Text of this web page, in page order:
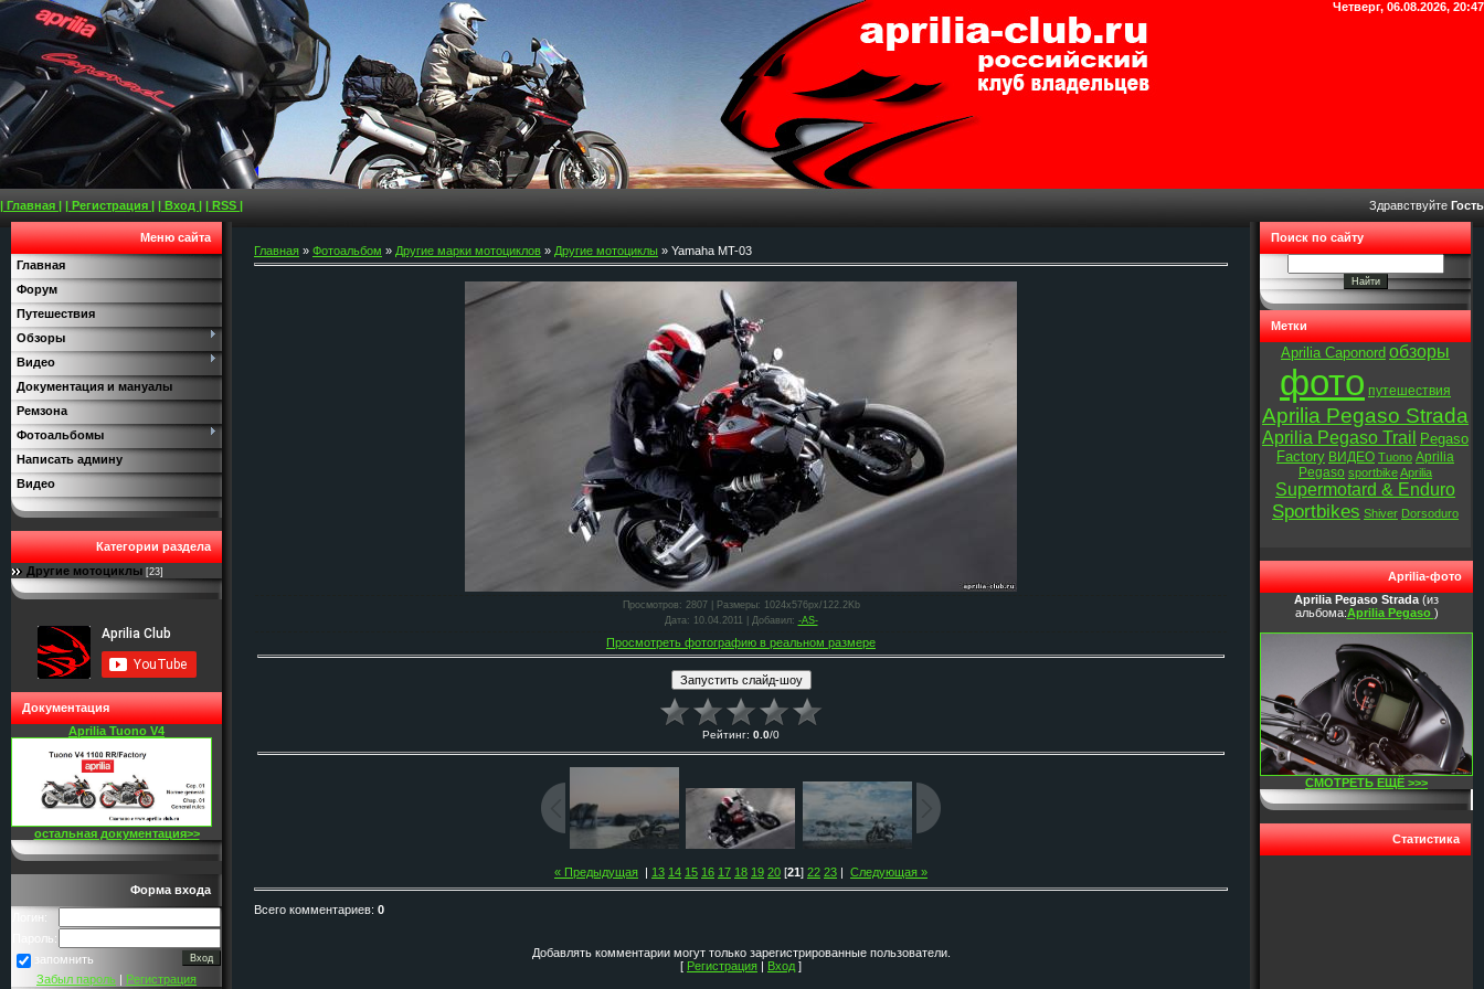
Четверг, 06.08.2026, 20:47
| Главная | | Регистрация | | Вход | | RSS | Здравствуйте Гость
Меню сайта
Главная
Форум
Путешествия
Обзоры
Видео
Документация и мануалы
Ремзона
Фотоальбомы
Написать админу
Видео
Категории раздела
Другие мотоциклы [23]
Документация
Aprilia Tuono V4
остальная документация>>
Форма входа
Логин:
Пароль:
запомнить
Забыл пароль | Регистрация
Главная » Фотоальбом » Другие марки мотоциклов » Другие мотоциклы » Yamaha MT-03
Просмотров: 2807 | Размеры: 1024x576px/122.2Kb
Дата : 10.04.2011 | Добавил: -AS-
Просмотреть фотографию в реальном размере
Рейтинг: 0.0/0
« Предыдущая | 13 14 15 16 17 18 19 20 [21] 22 23 | Следующая »
Всего комментариев: 0
Добавлять комментарии могут только зарегистрированные пользователи.
[ Регистрация Вход ]
Поиск по сайту
Метки
Aprilia Caponord обзоры
фото путешествия
Aprilia Pegaso Strada
Aprilia Pegaso Trail
Pegaso
Factory ВИДЕО Tuono Aprilia
Pegaso sportbikeAprilia
Supermotard & Enduro
Sportbikes Shiver Dorsoduro
Aprilia-фото
Aprilia Pegaso Strada (из
альбома:Aprilia Pegaso )
СМОТРЕТЬ ЕЩЁ >>>
Статистика